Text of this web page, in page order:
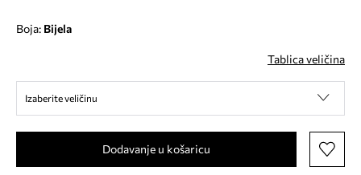
Boja: bijela
Tablica veličina
Izaberite veličinu
Dodavanje u košaricu